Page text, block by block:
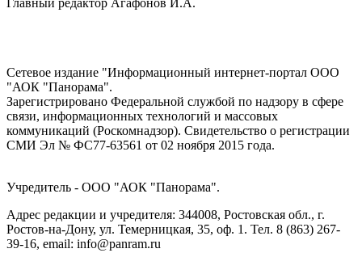
Главный редактор Агафонов И.А.
Сетевое издание "Информационный интернет-портал ООО
"АОК "Панорама".
Зарегистрировано Федеральной службой по надзору в сфере
связи, информационных технологий и массовых
коммуникаций (Роскомнадзор). Cвидетельство о регистрации
СМИ Эл № ФС77-63561 от 02 ноября 2015 года.
Учредитель - ООО "АОК "Панорама".
Адрес редакции и учредителя: 344008, Ростовская обл., г.
Ростов-на-Дону, ул. Темерницкая, 35, оф. 1. Тел. 8 (863) 267-
39-16, email: info@panram.ru